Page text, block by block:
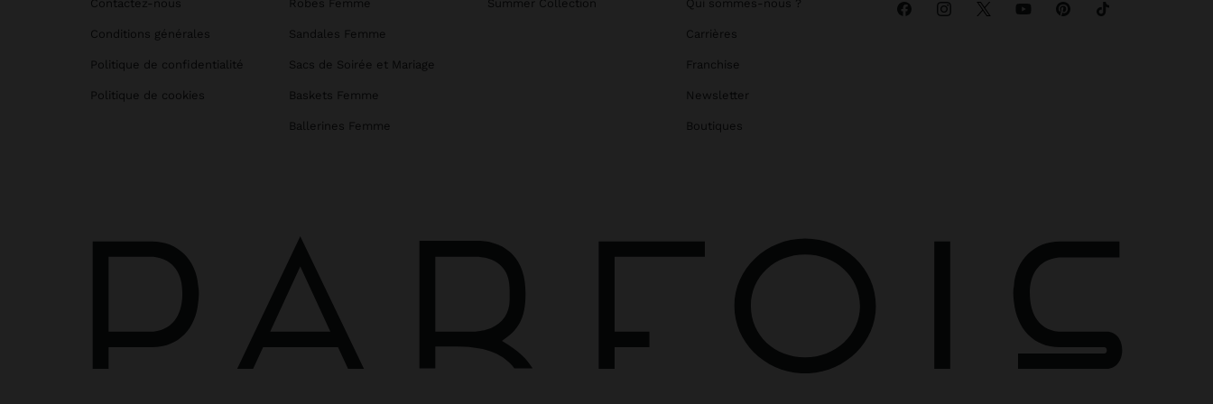
Contactez-nous
Conditions générales
Politique de confidentialité
Politique de cookies
Robes Femme
Sandales Femme
Sacs de Soirée et Mariage
Baskets Femme
Ballerines Femme
Summer Collection Qui sommes-nous ?
Carrières
Franchise
Newsletter
Boutiques